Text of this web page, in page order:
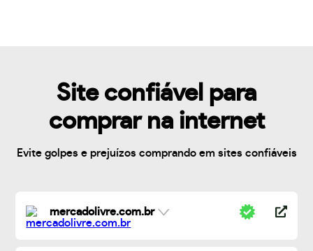
Site confiável para
comprar na internet
Evite golpes e prejuízos comprando em sites confiáveis
mercadolivre.com.br